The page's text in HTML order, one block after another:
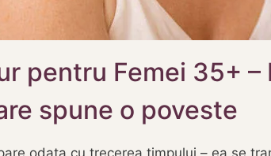
pentru Femei 35+
spune o poveste
odata cu trecerea timpului – ea se